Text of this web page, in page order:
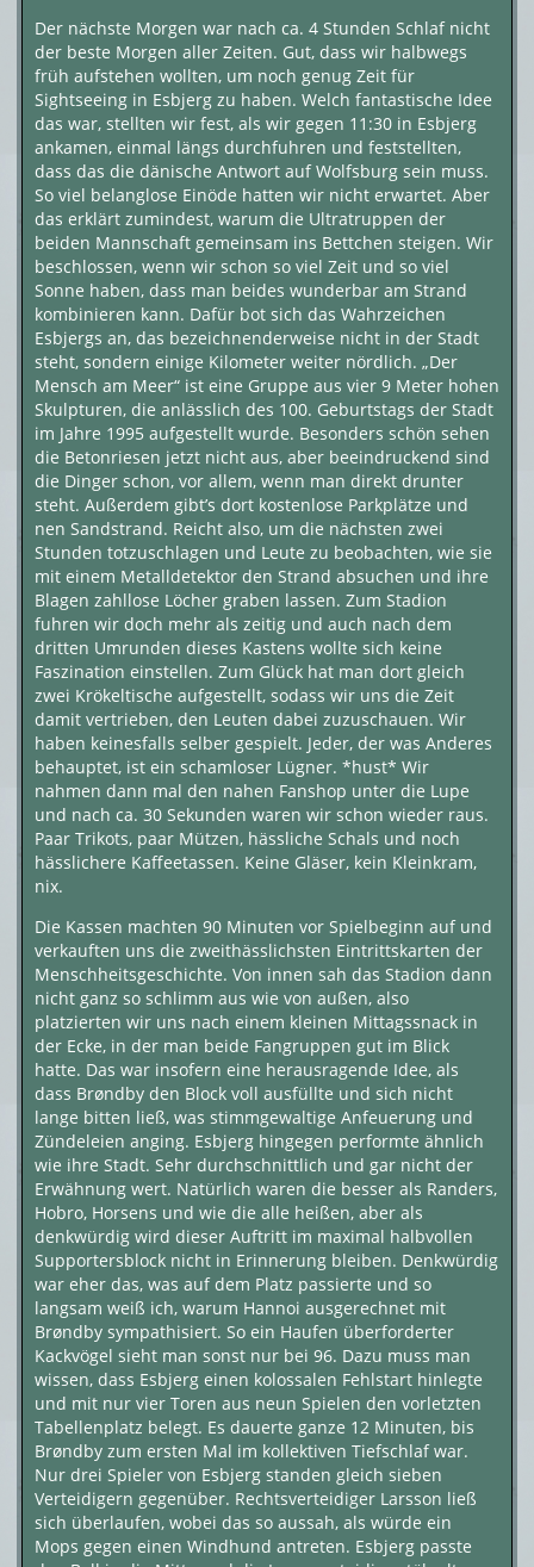
Der nächste Morgen war nach ca. 4 Stunden Schlaf nicht
der beste Morgen aller Zeiten. Gut, dass wir halbwegs
früh aufstehen wollten, um noch genug Zeit für
Sightseeing in Esbjerg zu haben. Welch fantastische Idee
das war, stellten wir fest, als wir gegen 11:30 in Esbjerg
ankamen, einmal längs durchfuhren und feststellten,
dass das die dänische Antwort auf Wolfsburg sein muss.
So viel belanglose Einöde hatten wir nicht erwartet. Aber
das erklärt zumindest, warum die Ultratruppen der
beiden Mannschaft gemeinsam ins Bettchen steigen. Wir
beschlossen, wenn wir schon so viel Zeit und so viel
Sonne haben, dass man beides wunderbar am Strand
kombinieren kann. Dafür bot sich das Wahrzeichen
Esbjergs an, das bezeichnenderweise nicht in der Stadt
steht, sondern einige Kilometer weiter nördlich. „Der
Mensch am Meer“ ist eine Gruppe aus vier 9 Meter hohen
Skulpturen, die anlässlich des 100. Geburtstags der Stadt
im Jahre 1995 aufgestellt wurde. Besonders schön sehen
die Betonriesen jetzt nicht aus, aber beeindruckend sind
die Dinger schon, vor allem, wenn man direkt drunter
steht. Außerdem gibt’s dort kostenlose Parkplätze und
nen Sandstrand. Reicht also, um die nächsten zwei
Stunden totzuschlagen und Leute zu beobachten, wie sie
mit einem Metalldetektor den Strand absuchen und ihre
Blagen zahllose Löcher graben lassen. Zum Stadion
fuhren wir doch mehr als zeitig und auch nach dem
dritten Umrunden dieses Kastens wollte sich keine
Faszination einstellen. Zum Glück hat man dort gleich
zwei Krökeltische aufgestellt, sodass wir uns die Zeit
damit vertrieben, den Leuten dabei zuzuschauen. Wir
haben keinesfalls selber gespielt. Jeder, der was Anderes
behauptet, ist ein schamloser Lügner. *hust* Wir
nahmen dann mal den nahen Fanshop unter die Lupe
und nach ca. 30 Sekunden waren wir schon wieder raus.
Paar Trikots, paar Mützen, hässliche Schals und noch
hässlichere Kaffeetassen. Keine Gläser, kein Kleinkram,
nix.
Die Kassen machten 90 Minuten vor Spielbeginn auf und
verkauften uns die zweithässlichsten Eintrittskarten der
Menschheitsgeschichte. Von innen sah das Stadion dann
nicht ganz so schlimm aus wie von außen, also
platzierten wir uns nach einem kleinen Mittagssnack in
der Ecke, in der man beide Fangruppen gut im Blick
hatte. Das war insofern eine herausragende Idee, als
dass Brøndby den Block voll ausfüllte und sich nicht
lange bitten ließ, was stimmgewaltige Anfeuerung und
Zündeleien anging. Esbjerg hingegen performte ähnlich
wie ihre Stadt. Sehr durchschnittlich und gar nicht der
Erwähnung wert. Natürlich waren die besser als Randers,
Hobro, Horsens und wie die alle heißen, aber als
denkwürdig wird dieser Auftritt im maximal halbvollen
Supportersblock nicht in Erinnerung bleiben. Denkwürdig
war eher das, was auf dem Platz passierte und so
langsam weiß ich, warum Hannoi ausgerechnet mit
Brøndby sympathisiert. So ein Haufen überforderter
Kackvögel sieht man sonst nur bei 96. Dazu muss man
wissen, dass Esbjerg einen kolossalen Fehlstart hinlegte
und mit nur vier Toren aus neun Spielen den vorletzten
Tabellenplatz belegt. Es dauerte ganze 12 Minuten, bis
Brøndby zum ersten Mal im kollektiven Tiefschlaf war.
Nur drei Spieler von Esbjerg standen gleich sieben
Verteidigern gegenüber. Rechtsverteidiger Larsson ließ
sich überlaufen, wobei das so aussah, als würde ein
Mops gegen einen Windhund antreten. Esbjerg passte